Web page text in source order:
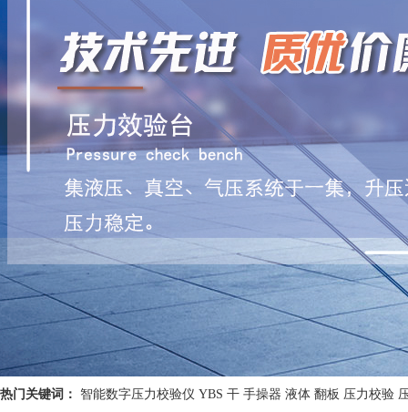
热门关键词： 智能数字压力校验仪 YBS 干 手操器 液体 翻板 压力校验